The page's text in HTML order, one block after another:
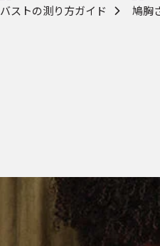
バストの測り方ガイド 鳩胸